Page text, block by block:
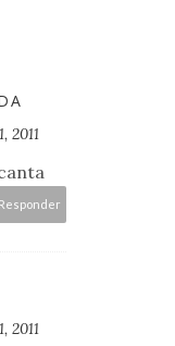
2011
Responder
2011